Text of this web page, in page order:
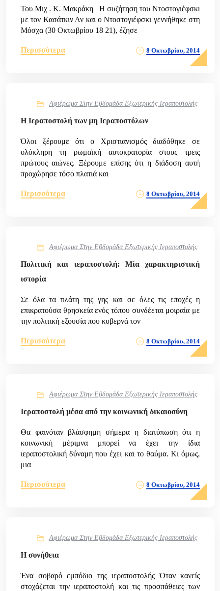
Του Μιχ . Κ. Μακράκη Η συζήτηση του Ντοστογιέφσκι
με τον Κασάτκιν Αν και ο Ντοστογιέφσκι γεννήθηκε στη
Μόσχα (30 Οκτωβρίου 18 21), έζησε
Περισσότερα 8 Οκτωβρίου, 2014
Αφιέρωμα Στην Εβδομάδα Εξωτερικής Ιεραποστολής
Η Ιεραποστολή των μη Ιεραποστόλων
Όλοι ξέρουμε ότι ο Χριστιανισμός διαδόθηκε σε
ολόκληρη τη ρωμαϊκή αυτοκρατορία στους τρεις
πρώτους αιώνες. Ξέρουμε επίσης ότι η διάδοση αυτή
προχώρησε τόσο πλατιά και
Περισσότερα 8 Οκτωβρίου, 2014
Αφιέρωμα Στην Εβδομάδα Εξωτερικής Ιεραποστολής
Πολιτική και ιεραποστολή: Μία χαρακτηριστική
ιστορία
Σε όλα τα πλάτη της γης και σε όλες τις εποχές η
επικρατούσα θρησκεία ενός τόπου συνδέεται μοιραία με
την πολιτική εξουσία που κυβερνά τον
Περισσότερα 8 Οκτωβρίου, 2014
Αφιέρωμα Στην Εβδομάδα Εξωτερικής Ιεραποστολής
Ιεραποστολή μέσα από την κοινωνική δικαιοσύνη
Θα φαινόταν βλάσφημη σήμερα η διατύπωση ότι η
κοινωνική μέριμνα μπορεί να έχει την ίδια
ιεραποστολική δύναμη που έχει και το θαύμα. Κι όμως,
μια
Περισσότερα 8 Οκτωβρίου, 2014
Αφιέρωμα Στην Εβδομάδα Εξωτερικής Ιεραποστολής
H συνήθεια
Ένα σοβαρό εμπόδιο της ιεραποστολής Όταν κανείς
στοχάζεται την ιεραποστολή και τις προσπάθειες των